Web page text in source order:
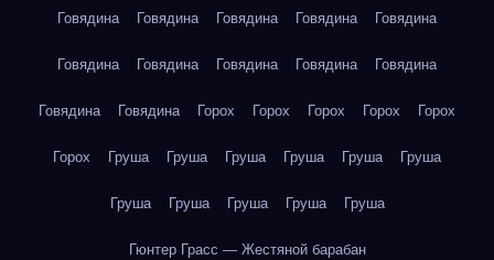
Говядина Говядина Говядина Говядина Говядина
Говядина Говядина Говядина Говядина Говядина
Говядина Говядина Горох Горох Горох Горох Горох
Горох Груша Груша Груша Груша Груша Груша
Груша Груша Груша Груша Груша
Гюнтер Грасс — Жестяной барабан